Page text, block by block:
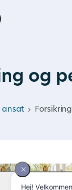
og
ansat